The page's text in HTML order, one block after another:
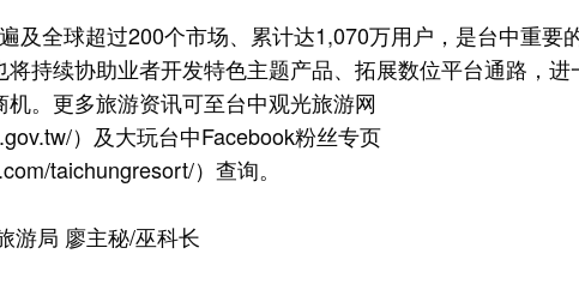
及全球超过200个市场、累计达1,070万用户，是台中重要
持续协助业者开发特色主题产品、拓展数位平台通路，进
。更多旅游资讯可至台中观光旅游网
）及大玩台中Facebook粉丝专页
taichungresort/）查询。
游局 廖主秘/巫科长